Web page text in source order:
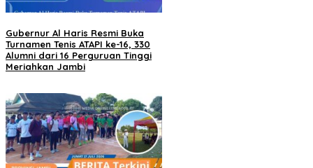
Gubernur Al Haris Resmi Buka
Turnamen Tenis ATAPI ke-16, 330
Alumni dari 16 Perguruan Tinggi
Meriahkan Jambi